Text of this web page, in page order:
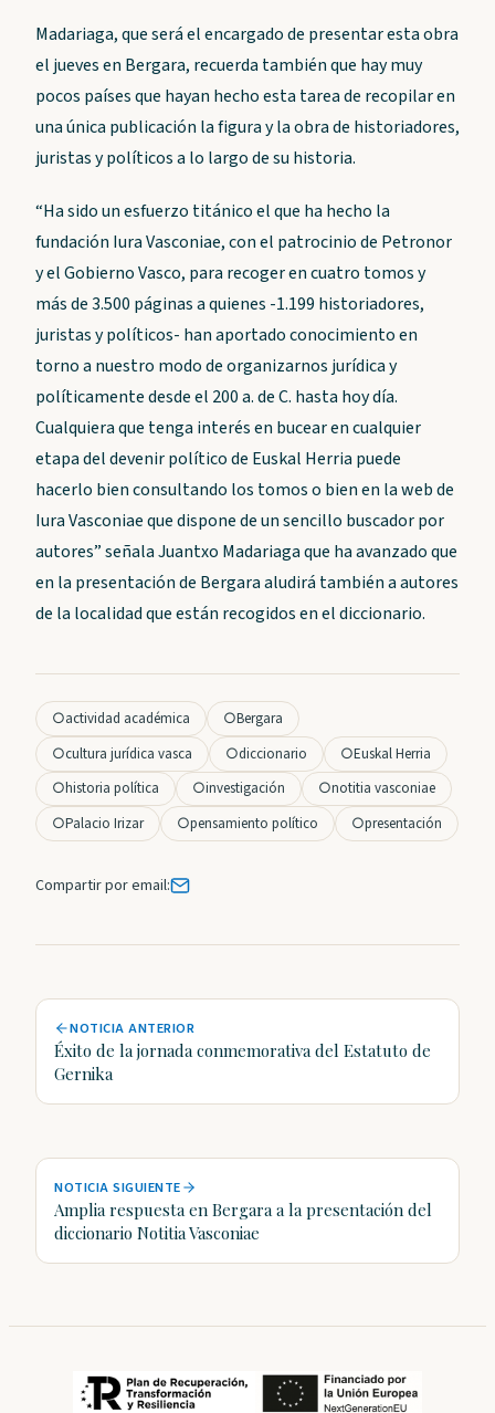
Madariaga, que será el encargado de presentar esta obra
el jueves en Bergara, recuerda también que hay muy
pocos países que hayan hecho esta tarea de recopilar en
una única publicación la figura y la obra de historiadores,
juristas y políticos a lo largo de su historia.
“Ha sido un esfuerzo titánico el que ha hecho la
fundación Iura Vasconiae, con el patrocinio de Petronor
y el Gobierno Vasco, para recoger en cuatro tomos y
más de 3.500 páginas a quienes -1.199 historiadores,
juristas y políticos- han aportado conocimiento en
torno a nuestro modo de organizarnos jurídica y
políticamente desde el 200 a. de C. hasta hoy día.
Cualquiera que tenga interés en bucear en cualquier
etapa del devenir político de Euskal Herria puede
hacerlo bien consultando los tomos o bien en la web de
Iura Vasconiae que dispone de un sencillo buscador por
autores” señala Juantxo Madariaga que ha avanzado que
en la presentación de Bergara aludirá también a autores
de la localidad que están recogidos en el diccionario.
○actividad académica ○Bergara
○cultura jurídica vasca ○diccionario ○Euskal Herria
○historia política ○investigación ○notitia vasconiae
○Palacio Irizar ○pensamiento político ○presentación
Compartir por email:
NOTICIA ANTERIOR
Éxito de la jornada conmemorativa del Estatuto de
Gernika
NOTICIA SIGUIENTE
Amplia respuesta en Bergara a la presentación del
diccionario Notitia Vasconiae